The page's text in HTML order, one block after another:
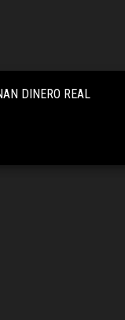
DINERO REAL